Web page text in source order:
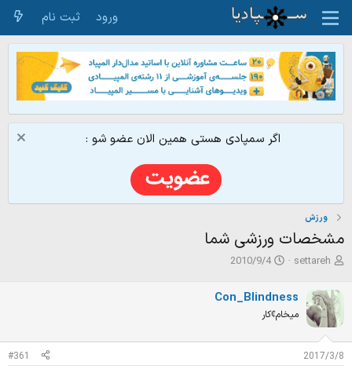
ورود ثبت نام
اگر سمپادی هستی همین الان عضو شو :
ورزش
مشخصات ورزشی شما
ش
و
ع
ک
ن
ن
د
settareh
ت
ر
ی
خ
ر
2010/9/4
Con_Blindness
میخام¢کار
2017/3/8
#361